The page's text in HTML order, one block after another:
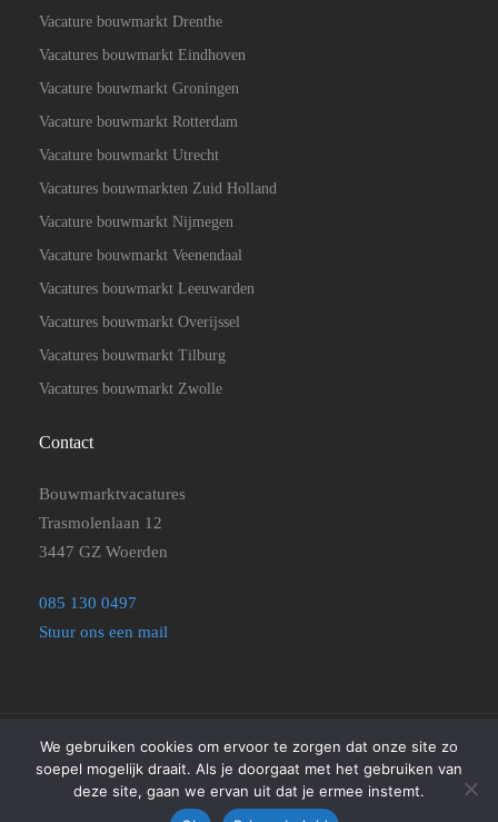
Vacature bouwmarkt Drenthe
Vacatures bouwmarkt Eindhoven
Vacature bouwmarkt Groningen
Vacature bouwmarkt Rotterdam
Vacature bouwmarkt Utrecht
Vacatures bouwmarkten Zuid Holland
Vacature bouwmarkt Nijmegen
Vacature bouwmarkt Veenendaal
Vacatures bouwmarkt Leeuwarden
Vacatures bouwmarkt Overijssel
Vacatures bouwmarkt Tilburg
Vacatures bouwmarkt Zwolle
Contact
Bouwmarktvacatures
Trasmolenlaan 12
3447 GZ Woerden
085 130 0497
Stuur ons een mail
©2025 Bouwmarktvacatures|Disclaimer, Privacyverklaring en
Algemene Voorwaarden |Cookie beleid
We gebruiken cookies om ervoor te zorgen dat onze site zo
soepel mogelijk draait. Als je doorgaat met het gebruiken van
deze site, gaan we ervan uit dat je ermee instemt.